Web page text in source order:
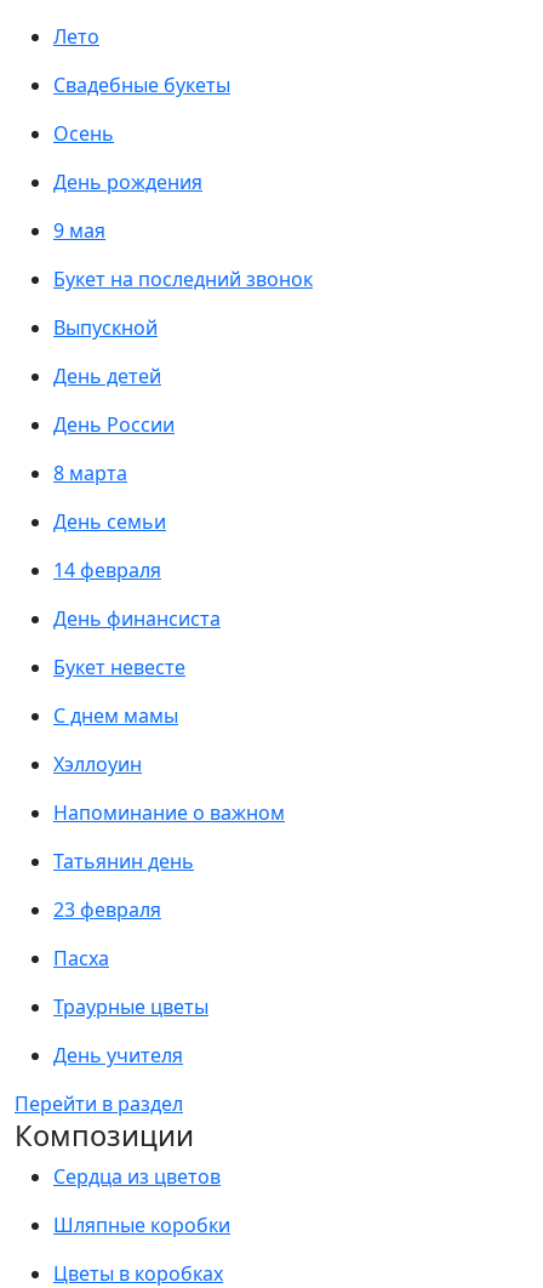
Лето
Свадебные букеты
Осень
День рождения
9 мая
Букет на последний звонок
Выпускной
День детей
День России
8 марта
День семьи
14 февраля
День финансиста
Букет невесте
С днем мамы
Хэллоуин
Напоминание о важном
Татьянин день
23 февраля
Пасха
Траурные цветы
День учителя
Перейти в раздел
Композиции
Сердца из цветов
Шляпные коробки
Цветы в коробках